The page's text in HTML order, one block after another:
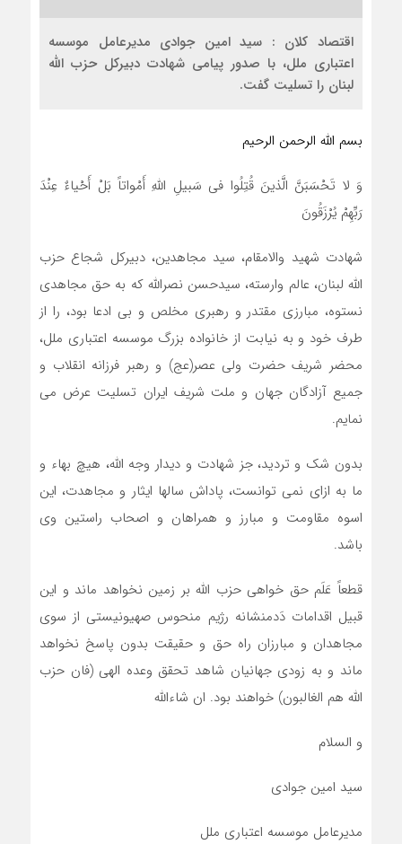
اقتصاد کلان : سید امین جوادی مدیرعامل موسسه
اعتباری ملل، با صدور پیامی شهادت دبیرکل حزب الله
لبنان را تسلیت گفت.
بسم الله الرحمن الرحیم
وَ لا تَحْسَبَنَّ الَّذینَ قُتِلُوا فی سَبیلِ اللهِ أَمْواتاً بَلْ أَحْیاءٌ عِنْدَ
رَبِّهِمْ یُرْزَقُونَ
شهادت شهید والامقام، سید مجاهدین، دبیرکل شجاع حزب
الله لبنان، عالم وارسته، سیدحسن نصرالله که به حق مجاهدی
نستوه، مبارزی مقتدر و رهبری مخلص و بی ادعا بود، را از
طرف خود و به نیابت از خانواده بزرگ موسسه اعتباری ملل،
محضر شریف حضرت ولی عصر(عج) و رهبر فرزانه انقلاب و
جمیع آزادگان جهان و ملت شریف ایران تسلیت عرض می
نمایم.
بدون شک و تردید، جز شهادت و دیدار وجه الله، هیچ بهاء و
ما به ازای نمی توانست، پاداش سالها ایثار و مجاهدت، این
اسوه مقاومت و مبارز و همراهان و اصحاب راستین وی
باشد.
قطعاً عَلَم حق خواهی حزب الله بر زمین نخواهد ماند و این
قبیل اقدامات دَدمنشانه رژیم منحوس صهیونیستی از سوی
مجاهدان و مبارزان راه حق و حقیقت بدون پاسخ نخواهد
ماند و به زودی جهانیان شاهد تحقق وعده الهی (فان حزب
الله هم الغالبون) خواهند بود. ان شاءالله
و السلام
سید امین جوادی
مدیرعامل موسسه اعتباری ملل